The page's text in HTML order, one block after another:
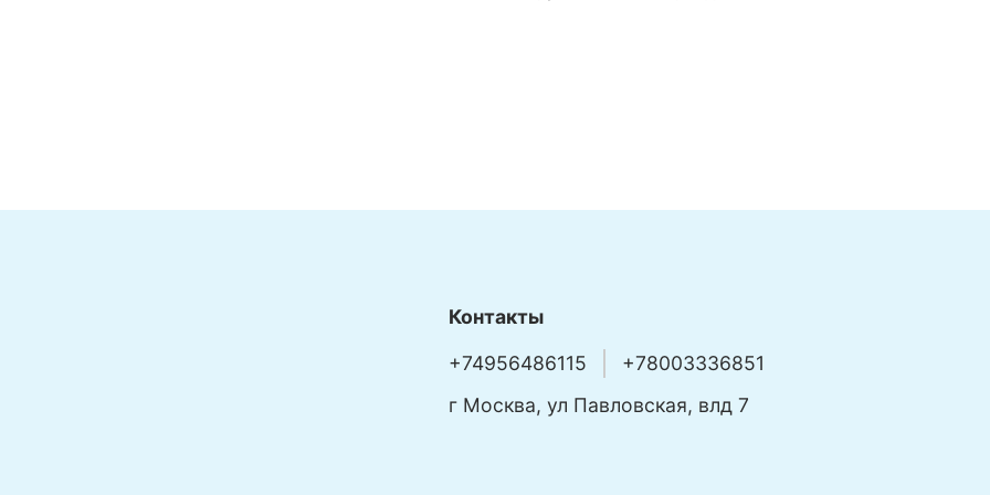
Контакты
+74956486115
+78003336851
г Москва, ул Павловская, влд 7